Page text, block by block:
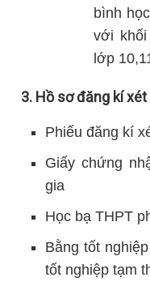
bình
với
lớp
3. Hồ sơ đăng kí
Phiếu đăng kí
Giấy chứng
gia
Học bạ THPT
Bằng tốt
tốt nghiệp tạm